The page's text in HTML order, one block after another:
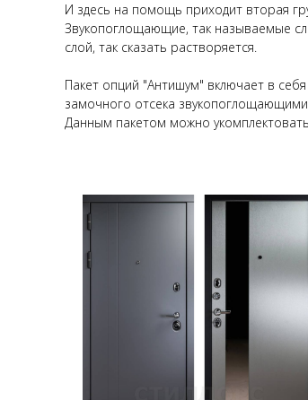
И здесь на помощь приходит вторая
Звукопоглощающие, так называемые
слой, так сказать растворяется.
Пакет опций "Антишум" включает в
замочного отсека
Данным пакетом можно